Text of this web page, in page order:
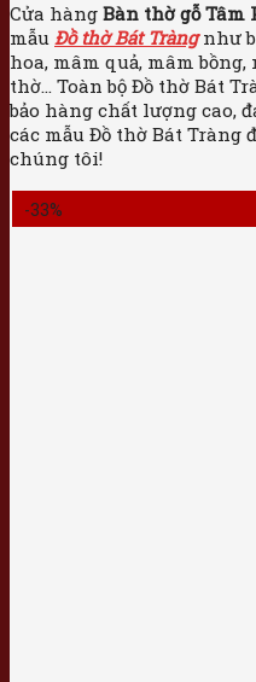
Cửa hàng Bàn thờ gỗ Tâm
mẫu Đồ thờ Bát Tràngnhư
hoa, mâm quả, mâm
thờ… Toàn bộ Đồ thờ Bát
bảo hàng chất lượng cao,
các mẫu Đồ thờ Bát Tràng
chúng tôi!
-33%